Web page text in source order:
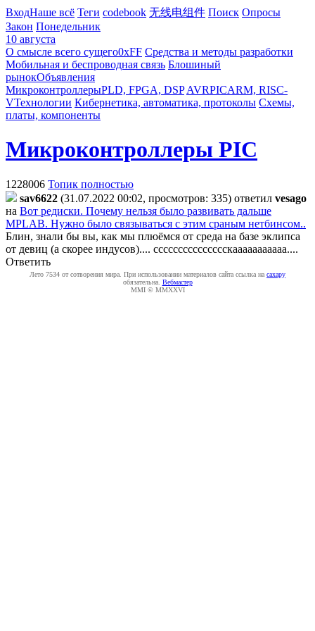
ВходНаше всё Теги codebook 无线电组件 Поиск Опросы
Закон Понедельник
10 августа
О смысле всего сущего0xFF Средства и методы разработки
Мобильная и беспроводная связь Блошиный
рынокОбъявления
МикроконтроллерыPLD, FPGA, DSP AVRPICARM, RISC-
VТехнологии Кибернетика, автоматика, протоколы Схемы,
платы, компоненты
Микроконтроллеры PIC
1228006 Топик полностью
sav6622 (31.07.2022 00:02, просмотров: 335) ответил vesago
на Вот редиски. Почему нельзя было развивать дальше
MPLAB. Нужно было связываться с этим сраным нетбинсом..
Блин, знали бы вы, как мы плюёмся от среда на базе эклипса
от девиц (а скорее индусов).... ссссссссссссссскааааааааааа....
Ответить
Лето 7534 от сотворения мира. При использовании материалов сайта ссылка на caxapу
обязательна. Вебмастер
MMI © MMXXVI